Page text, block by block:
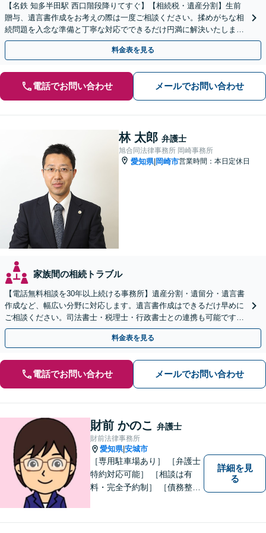
【名鉄 知多半田駅 西口階段降りてすぐ】【相続税・遺産分割】生前
贈与、遺言書作成をお考えの際は一度ご相談ください。揉めがちな相
続問題を入念な準備と丁寧な対応でできるだけ円満に解決いたしま
す。他士業連携で手間も最小限に。【初回相談30分無料】
料金表を見る
電話でお問い合わせ メールでお問い合わせ
林 太郎 弁護士
旭合同法律事務所 岡崎事務所
愛知県| 岡崎市営業時間：本日定休日
家族間の相続トラブル
【電話無料相談を30年以上続ける事務所】遺産分割・遺留分・遺言書
作成など、幅広い分野に対応します。遺言書作成はできるだけ早めに
ご相談ください。司法書士・税理士・行政書士との連携も可能です
【初回面談相談30分無料】【夜間・休日の相談可能】
料金表を見る
電話でお問い合わせ メールでお問い合わせ
財前 かのこ 弁護士
財前法律事務所
愛知県|安城市
［専用駐車場あり］ ［弁護士
特約対応可能］ ［相談は有
料・完全予約制］ ［債務整理
りになる街の法律家を目指し
詳細を見
る